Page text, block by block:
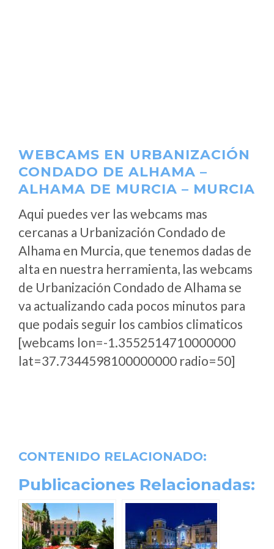
WEBCAMS EN URBANIZACIÓN
CONDADO DE ALHAMA –
ALHAMA DE MURCIA – MURCIA
Aqui puedes ver las webcams mas
cercanas a Urbanización Condado de
Alhama en Murcia, que tenemos dadas de
alta en nuestra herramienta, las webcams
de Urbanización Condado de Alhama se
va actualizando cada pocos minutos para
que podais seguir los cambios climaticos
[webcams lon=-1.3552514710000000
lat=37.7344598100000000 radio=50]
CONTENIDO RELACIONADO:
Publicaciones Relacionadas: